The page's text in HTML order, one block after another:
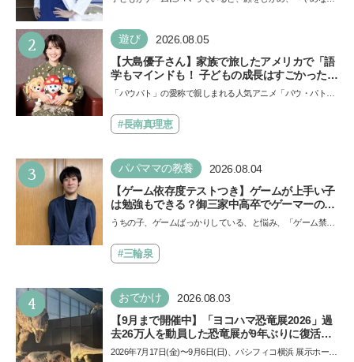
い…
2 遊び 2026.08.05
【大島優子さん】家族で旅したアメリカで「語
学もマインドも！ 子どもの成長はすごかった」
声優をつとめた映画『パウ・パトロール ザ・ダ
できると子どもに知ってほしい
「パウパト」の愛称で親しまれる人気アニメ「パウ・パトロ
ザ…#長南真理恵
3 パパママの教養 2026.08.04
【ゲーム依存度テストつき】ゲームが上手い子
は勉強もできる？御三家中高卒でゲーマーの医
師・阿部智史さんが教えるゲームしながら受験
うちの子、ゲームばっかりしている、と悩み、「ゲーム禁
も…#三輪泉
4 おでかけ 2026.08.03
【9月まで開催中】「ヨコハマ恐竜展2026」過
去26万人を動員した恐竜展が9年ぶりに復活！
夏休みのおでかけで楽しむポイントを完全ガイ
2026年7月17日(金)〜9月6日(日)、パシフィコ横浜 展示ホール